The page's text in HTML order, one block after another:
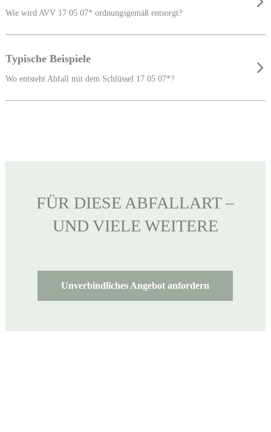
Wie wird AVV 17 05 07* ordnungsgemäß entsorgt?
Typische Beispiele
Wo entsteht Abfall mit dem Schlüssel 17 05 07*?
FÜR DIESE ABFALLART –
UND VIELE WEITERE
Unverbindliches Angebot anfordern